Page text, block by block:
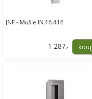
JNF - Mušle IN.16.416
1 287,-